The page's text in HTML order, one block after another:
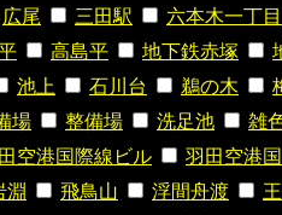
広尾 三田駅 六本木一丁目
高島平 地下鉄赤塚
池上 石川台 鵜の木
場 整備場 洗足池 雑
空港国際線ビル 羽田空港
淵 飛鳥山 浮間舟渡